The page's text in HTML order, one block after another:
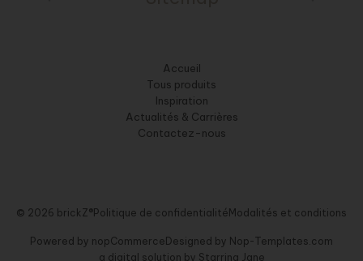
Accueil
Tous produits
Inspiration
Actualités & Carrières
Contactez-nous
© 2026 brickZ®Politique de confidentialité Modalités et conditions
Powered by nopCommerce Designed by Nop-Templates.com
a digital solution by Starring Jane